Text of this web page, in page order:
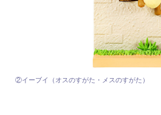
②イーブイ（オスのすがた・メスのすがた）